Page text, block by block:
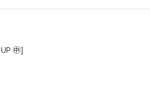
UP ㊥]